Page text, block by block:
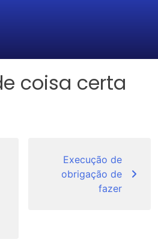
coisa certa
Execução de
obrigação de
fazer